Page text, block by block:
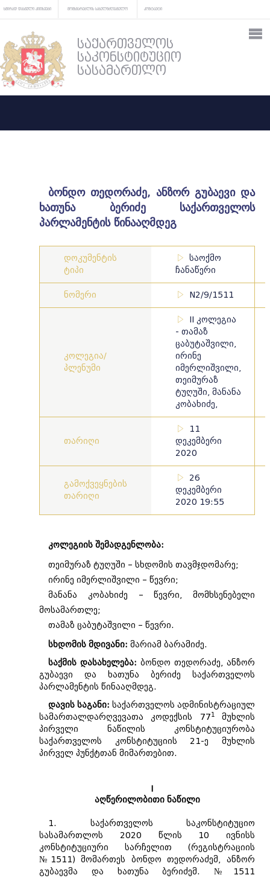
ხშირად დასმული კითხვები მომხმარებლის სახელმძღვანელო კონტაქტი
საქართველოს
საკონსტიტუციო
სასამართლო
ბონდო თედორაძე, ანზორ გუბაევი და
ხათუნა ბერიძე საქართველოს
პარლამენტის წინააღმდეგ
დოკუმენტის
ტიპი
საოქმო
ჩანაწერი
ნომერი N2/9/1511
კოლეგია/
პლენუმი
II კოლეგია
- თამაზ
ცაბუტაშვილი,
ირინე
იმერლიშვილი,
თეიმურაზ
ტუღუში, მანანა
კობახიძე,
თარიღი
11
დეკემბერი
2020
გამოქვეყნების
თარიღი
26
დეკემბერი
2020 19:55
კოლეგიის შემადგენლობა:
თეიმურაზ ტუღუში – სხდომის თავმჯდომარე;
ირინე იმერლიშვილი – წევრი;
მანანა კობახიძე – წევრი, მომხსენებელი
მოსამართლე;
თამაზ ცაბუტაშვილი – წევრი.
სხდომის მდივანი: მარიამ ბარამიძე.
საქმის დასახელება: ბონდო თედორაძე, ანზორ
გუბაევი და ხათუნა ბერიძე საქართველოს
პარლამენტის წინააღმდეგ.
დავის საგანი: საქართველოს ადმინისტრაციულ
სამართალდარღვევათა კოდექსის 771მუხლის
პირველი ნაწილის კონსტიტუციურობა
საქართველოს კონსტიტუციის 21-ე მუხლის
პირველ პუნქტთან მიმართებით.
I
აღწერილობითი ნაწილი
1. საქართველოს საკონსტიტუციო
სასამართლოს 2020 წლის 10 ივნისს
კონსტიტუციური სარჩელით (რეგისტრაციის
№1511) მომართეს ბონდო თედორაძემ, ანზორ
გუბაევმა და ხათუნა ბერიძემ. №1511